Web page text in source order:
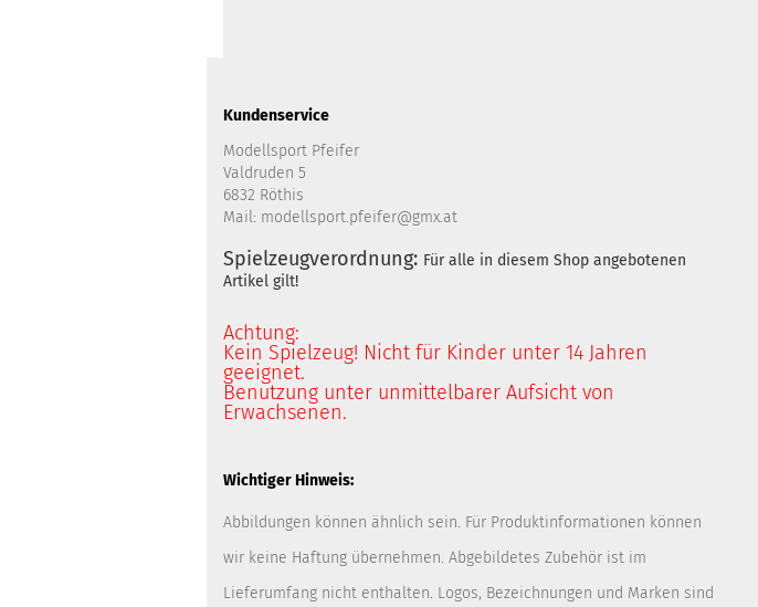
Kundenservice
Modellsport Pfeifer
Valdruden 5
6832 Röthis
Mail: modellsport.pfeifer@gmx.at
Spielzeugverordnung: Für alle in diesem Shop angebotenen
Artikel gilt!
Achtung:
Kein Spielzeug! Nicht für Kinder unter 14 Jahren
geeignet.
Benutzung unter unmittelbarer Aufsicht von
Erwachsenen.
Wichtiger Hinweis:
Abbildungen können ähnlich sein. Für Produktinformationen können
wir keine Haftung übernehmen. Abgebildetes Zubehör ist im
Lieferumfang nicht enthalten. Logos, Bezeichnungen und Marken sind